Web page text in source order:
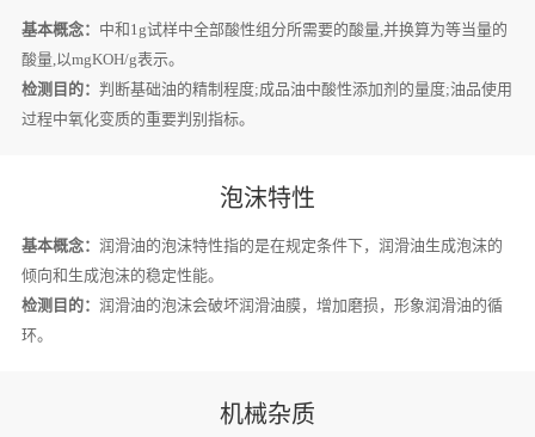
基本概念： 中和1g试样中全部酸性组分所需要的酸量,并换算为等当量的
酸量,以mgKOH/g表示。
检测目的： 判断基础油的精制程度;成品油中酸性添加剂的量度;油品使用
过程中氧化变质的重要判别指标。
泡沫特性
基本概念： 润滑油的泡沫特性指的是在规定条件下，润滑油生成泡沫的
倾向和生成泡沫的稳定性能。
检测目的： 润滑油的泡沫会破坏润滑油膜，增加磨损，形象润滑油的循
环。
机械杂质